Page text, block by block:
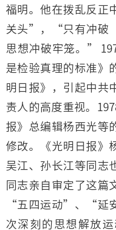
福明。他在拨乱反正
关头”，“只有冲破
思想冲破牢笼。”
是检验真理的标准》
明日报》，引起中共
责人的高度重视。
报》总编辑杨西光等
修改。《光明日报》
吴江、孙长江等同志
同志亲自审定了这篇
“五四运动”、“延
次深刻的思想解放